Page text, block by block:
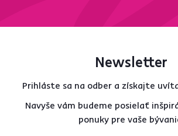
Newsletter
Prihláste sa na odber a získajte
Navyše vám budeme posielať
ponuky pre vaše